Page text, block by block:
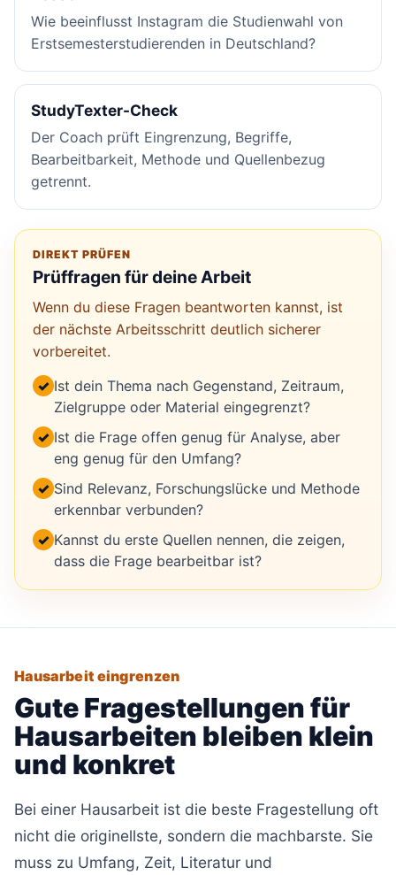
Wie beeinflusst Instagram die Studienwahl von
Erstsemesterstudierenden in Deutschland?
StudyTexter-Check
Der Coach prüft Eingrenzung, Begriffe,
Bearbeitbarkeit, Methode und Quellenbezug
getrennt.
DIREKT PRÜFEN
Prüffragen für deine Arbeit
Wenn du diese Fragen beantworten kannst, ist
der nächste Arbeitsschritt deutlich sicherer
vorbereitet.
✓ Ist dein Thema nach Gegenstand, Zeitraum,
Zielgruppe oder Material eingegrenzt?
✓ Ist die Frage offen genug für Analyse, aber
eng genug für den Umfang?
✓ Sind Relevanz, Forschungslücke und Methode
erkennbar verbunden?
✓ Kannst du erste Quellen nennen, die zeigen,
dass die Frage bearbeitbar ist?
Hausarbeit eingrenzen
Gute Fragestellungen für
Hausarbeiten bleiben klein
und konkret
Bei einer Hausarbeit ist die beste Fragestellung oft
nicht die originellste, sondern die machbarste. Sie
muss zu Umfang, Zeit, Literatur und